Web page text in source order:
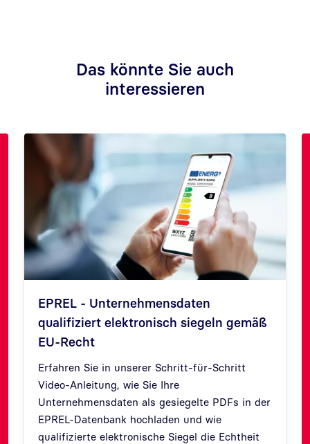
Das könnte Sie auch
interessieren
Zurück
EPREL - Unternehmensdaten
qualifiziert elektronisch siegeln gemäß
EU-Recht
Erfahren Sie in unserer Schritt-für-Schritt
Video-Anleitung, wie Sie Ihre
Unternehmensdaten als gesiegelte PDFs in der
EPREL-Datenbank hochladen und wie
qualifizierte elektronische Siegel die Echtheit